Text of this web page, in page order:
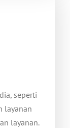
seperti
layanan
layanan.